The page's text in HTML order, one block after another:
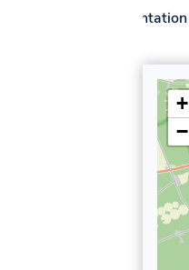
Présentation
+
−